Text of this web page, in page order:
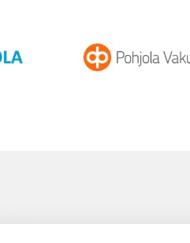
Pohjola